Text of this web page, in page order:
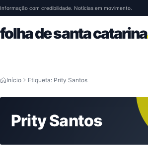
Pular para o conteúdo
Informação com credibilidade. Notícias em movimento.
folha de santa catarina
Início Etiqueta: Prity Santos
Prity Santos